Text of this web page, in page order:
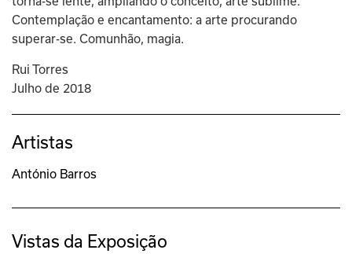
Contemplação e encantamento: a arte procurando
superar-se. Comunhão, magia.
Rui Torres
Julho de 2018
Artistas
António Barros
Vistas da Exposição